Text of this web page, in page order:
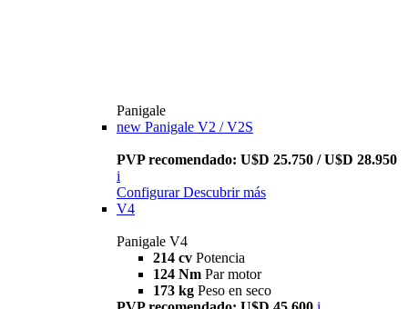
Panigale
new Panigale V2 / V2S
PVP recomendado: U$D 25.750 / U$D 28.950
i
Configurar Descubrir más
V4
Panigale V4
214 cv Potencia
124 Nm Par motor
173 kg Peso en seco